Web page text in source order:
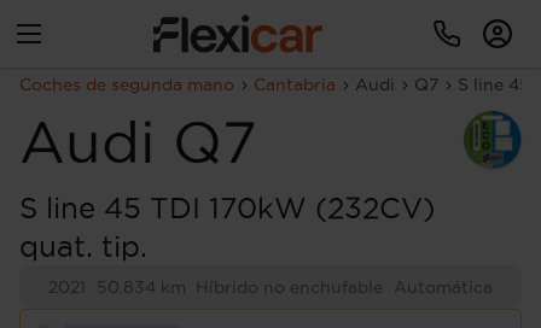
Coches de segunda mano Cantabria Audi Q7 S line 45
Audi Q7
S line 45 TDI 170kW (232CV)
quat. tip.
2021 50.834 km Híbrido no enchufable Automática